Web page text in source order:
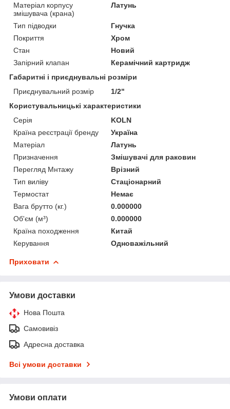
Матеріал корпусу
змішувача (крана)
Латунь
Тип підводки
Гнучка
Покриття
Хром
Стан
Новий
Запірний клапан
Керамічний картридж
Габаритні і приєднувальні розміри
Приєднувальний розмір
1/2"
Користувальницькі характеристики
Серія
KOLN
Країна реєстрації бренду
Україна
Матеріал
Латунь
Призначення
Змішувачі для раковин
Перегляд Мнтажу
Врізний
Тип виліву
Стаціонарний
Термостат
Немає
Вага брутто (кг.)
0.000000
Об'єм (м³)
0.000000
Країна походження
Китай
Керування
Одноважільний
Приховати
Умови доставки
Нова Пошта
Самовивіз
Адресна доставка
Всі умови доставки
Умови оплати